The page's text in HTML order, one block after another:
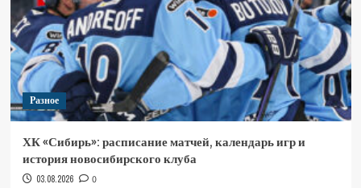
Разное
ХК «Сибирь»: расписание матчей, календарь игр и
история новосибирского клуба
03.08.2026 0